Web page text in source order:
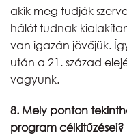
akik meg tudják
hálót tudnak
van igazán jövőjük.
után a 21. század
vagyunk.
8. Mely ponton
program célkitűzései?